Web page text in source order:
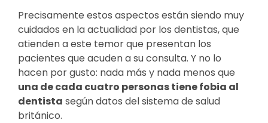
Precisamente estos aspectos están siendo muy
cuidados en la actualidad por los dentistas, que
atienden a este temor que presentan los
pacientes que acuden a su consulta. Y no lo
hacen por gusto: nada más y nada menos que
una de cada cuatro personas tiene fobia al
dentista según datos del sistema de salud
británico.